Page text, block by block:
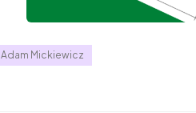
Adam Mickiewicz